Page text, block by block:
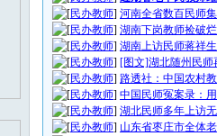
[民办教师] 河南全省数百民师
[民办教师] 湖南下岗教师捡破
[民办教师] 湖南上访民师蒋祥
[民办教师] [图文]湖北随州民
[民办教师] 路透社：中国农村
[民办教师] 中国民师冤案录：
[民办教师] 湖北民师多年上访
[民办教师] 山东省枣庄市全体